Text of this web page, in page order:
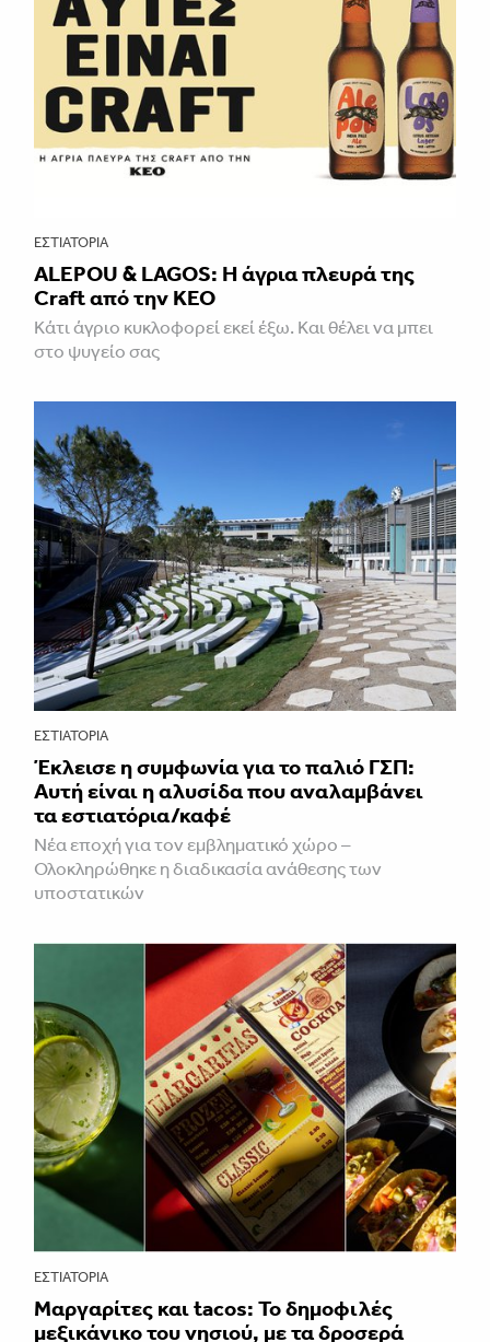
ΕΣΤΙΑΤΌΡΙΑ
ALEPOU & LAGOS: Η άγρια πλευρά της
Craft από την ΚΕΟ
Κάτι άγριο κυκλοφορεί εκεί έξω. Και θέλει να μπει
στο ψυγείο σας
ΕΣΤΙΑΤΌΡΙΑ
Έκλεισε η συμφωνία για το παλιό ΓΣΠ:
Αυτή είναι η αλυσίδα που αναλαμβάνει
τα εστιατόρια/καφέ
Νέα εποχή για τον εμβληματικό χώρο –
Ολοκληρώθηκε η διαδικασία ανάθεσης των
υποστατικών
ΕΣΤΙΑΤΌΡΙΑ
Μαργαρίτες και tacos: Το δημοφιλές
μεξικάνικο του νησιού, με τα δροσερά